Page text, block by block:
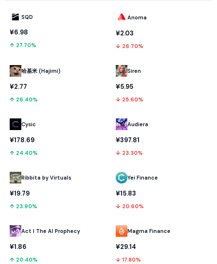
SQD
¥6.98
↑ 27.70%
哈基米 (Hajimi)
¥2.77
↑ 26.40%
Cysic
¥178.69
↑ 24.40%
Ribbita by Virtuals
¥19.79
↑ 23.90%
Act I The AI Prophecy
¥1.86
↑ 20.40%
Anoma
¥2.03
↓ 26.70%
Siren
¥5.95
↓ 25.60%
Audiera
¥397.81
↓ 23.30%
Yei Finance
¥15.83
↓ 20.60%
Magma Finance
¥29.14
↓ 17.80%